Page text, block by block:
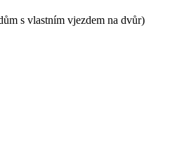
s vlastním vjezdem na dvůr)